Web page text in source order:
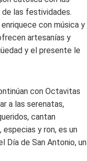
de las festividades.
con música y
artesanías y
y el presente le
con Octavitas
a las serenatas,
cantan
y ron, es un
Día de San Antonio, un